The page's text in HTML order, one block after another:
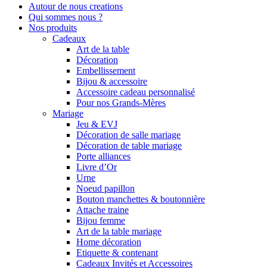
Autour de nous creations
Qui sommes nous ?
Nos produits
Cadeaux
Art de la table
Décoration
Embellissement
Bijou & accessoire
Accessoire cadeau personnalisé
Pour nos Grands-Mères
Mariage
Jeu & EVJ
Décoration de salle mariage
Décoration de table mariage
Porte alliances
Livre d’Or
Urne
Noeud papillon
Bouton manchettes & boutonnière
Attache traine
Bijou femme
Art de la table mariage
Home décoration
Etiquette & contenant
Cadeaux Invités et Accessoires